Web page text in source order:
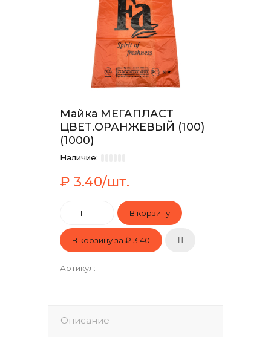
Майка МЕГАПЛАСТ
ЦВЕТ.ОРАНЖЕВЫЙ (100)
(1000)
Наличие:
₽ 3.40/шт.
В корзину за ₽ 3.40
Артикул:
Описание